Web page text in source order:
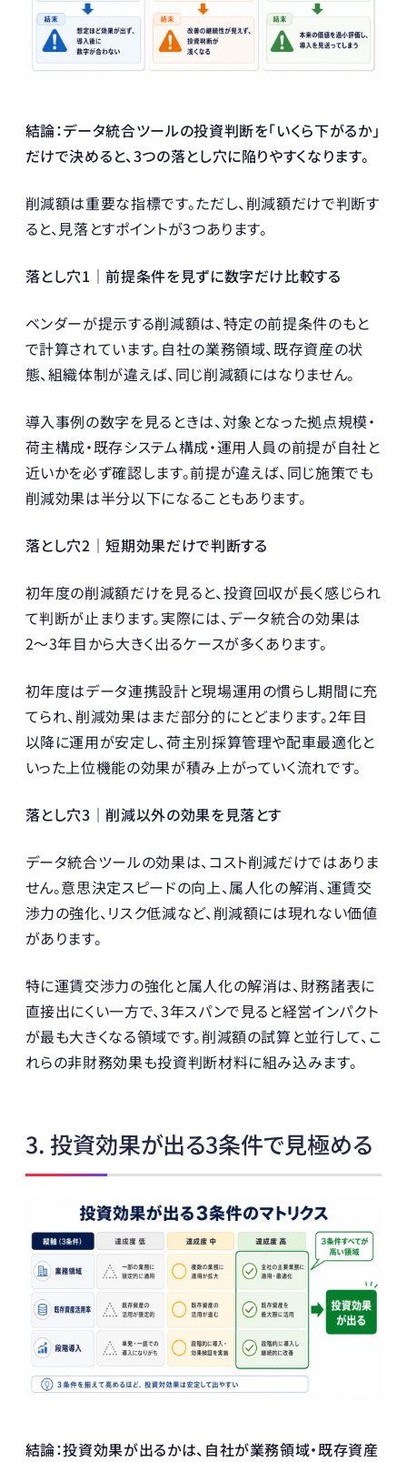
結論：データ統合ツールの投資判断を「いくら下がるか」
だけで決めると、3つの落とし穴に陥りやすくなります。
削減額は重要な指標です。ただし、削減額だけで判断す
ると、見落とすポイントが3つあります。
落とし穴1｜前提条件を見ずに数字だけ比較する
ベンダーが提示する削減額は、特定の前提条件のもと
で計算されています。自社の業務領域、既存資産の状
態、組織体制が違えば、同じ削減額にはなりません。
導入事例の数字を見るときは、対象となった拠点規模・
荷主構成・既存システム構成・運用人員の前提が自社と
近いかを必ず確認します。前提が違えば、同じ施策でも
削減効果は半分以下になることもあります。
落とし穴2｜短期効果だけで判断する
初年度の削減額だけを見ると、投資回収が長く感じられ
て判断が止まります。実際には、データ統合の効果は
2〜3年目から大きく出るケースが多くあります。
初年度はデータ連携設計と現場運用の慣らし期間に充
てられ、削減効果はまだ部分的にとどまります。2年目
以降に運用が安定し、荷主別採算管理や配車最適化と
いった上位機能の効果が積み上がっていく流れです。
落とし穴3｜削減以外の効果を見落とす
データ統合ツールの効果は、コスト削減だけではありま
せん。意思決定スピードの向上、属人化の解消、運賃交
渉力の強化、リスク低減など、削減額には現れない価値
があります。
特に運賃交渉力の強化と属人化の解消は、財務諸表に
直接出にくい一方で、3年スパンで見ると経営インパクト
が最も大きくなる領域です。削減額の試算と並行して、こ
れらの非財務効果も投資判断材料に組み込みます。
3. 投資効果が出る3条件で見極める
結論：投資効果が出るかは、自社が業務領域・既存資産